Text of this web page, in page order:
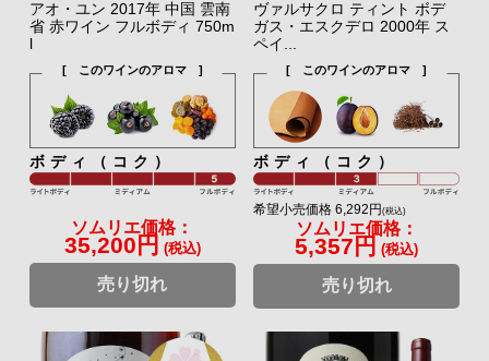
アオ・ユン 2017年 中国 雲南
省 赤ワイン フルボディ 750m
l
[ このワインのアロマ ]
ボディ（コク）
ソムリエ価格：
35,200円 (税込)
売り切れ
ヴァルサクロ ティント ボデ
ガス・エスクデロ 2000年 ス
ペイ...
[ このワインのアロマ ]
ボディ（コク）
希望小売価格 6,292円(税込)
ソムリエ価格：
5,357円 (税込)
売り切れ